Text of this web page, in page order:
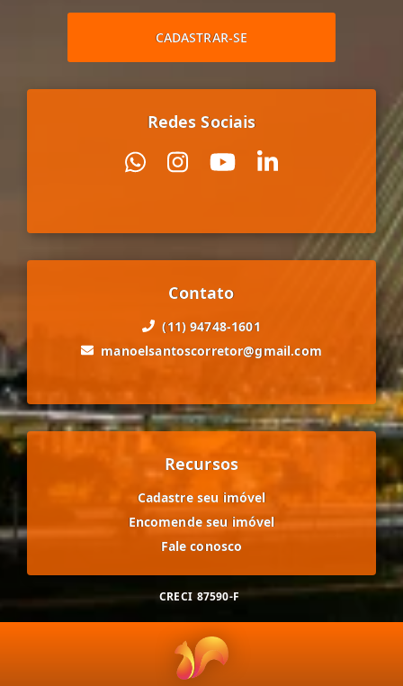
CADASTRAR-SE
Redes Sociais
Contato
(11) 94748-1601
manoelsantoscorretor@gmail.com
Recursos
Cadastre seu imóvel
Encomende seu imóvel
Fale conosco
CRECI 87590-F